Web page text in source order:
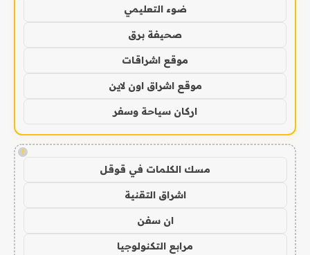
ضوء التعليمي
صحيفة برق
موقع اشراقات
موقع اشراق اون لاين
اركان سياحة وسفر
!
مسك الكلمات في قوقل
اشراق التقنية
ان سفن
مرابع التكنولوجيا